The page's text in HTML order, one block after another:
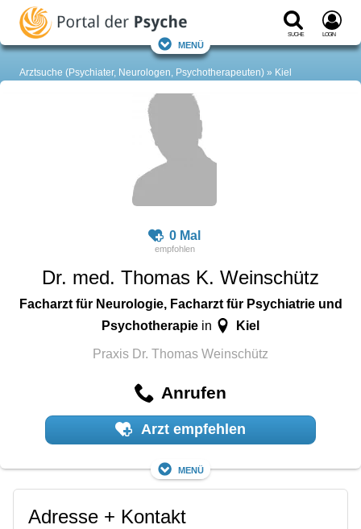
Suche Login
Menü
Arztsuche (Psychiater, Neurologen, Psychotherapeuten) Kiel
0 Mal
Dr. med. Thomas K. Weinschütz
Facharzt für Neurologie, Facharzt für Psychiatrie und
Psychotherapie in Kiel
Praxis Dr. Thomas Weinschütz
Anrufen
Arzt empfehlen
Menü
Adresse + Kontakt